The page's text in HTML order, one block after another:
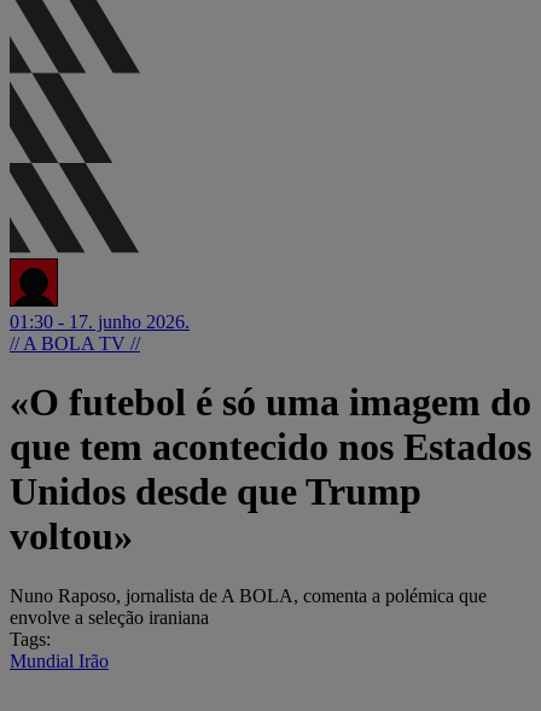
01:30 - 17. junho 2026.
// A BOLA TV //
«O futebol é só uma imagem do
que tem acontecido nos Estados
Unidos desde que Trump
voltou»
Nuno Raposo, jornalista de A BOLA, comenta a polémica que
envolve a seleção iraniana
Tags:
Mundial Irão